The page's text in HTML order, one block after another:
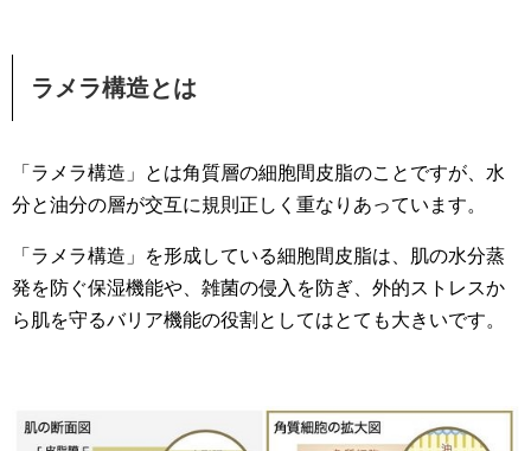
ラメラ構造とは
「ラメラ構造」とは角質層の細胞間皮脂のことですが、水
分と油分の層が交互に規則正しく重なりあっています。
「ラメラ構造」を形成している細胞間皮脂は、肌の水分蒸
発を防ぐ保湿機能や、雑菌の侵入を防ぎ、外的ストレスか
ら肌を守るバリア機能の役割としてはとても大きいです。